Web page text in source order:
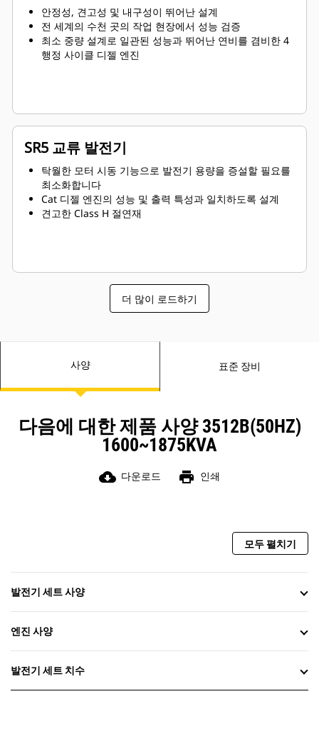
안정성, 견고성 및 내구성이 뛰어난 설계
전 세계의 수천 곳의 작업 현장에서 성능 검증
최소 중량 설계로 일관된 성능과 뛰어난 연비를 겸비한 4
행정 사이클 디젤 엔진
SR5 교류 발전기
탁월한 모터 시동 기능으로 발전기 용량을 증설할 필요를
최소화합니다
Cat 디젤 엔진의 성능 및 출력 특성과 일치하도록 설계
견고한 Class H 절연재
더 많이 로드하기
사양 표준 장비
다음에 대한 제품 사양 3512B(50HZ)
1600~1875KVA
cloud_download 다운로드 print 인쇄
모두 펼치기
발전기 세트 사양
엔진 사양
발전기 세트 치수